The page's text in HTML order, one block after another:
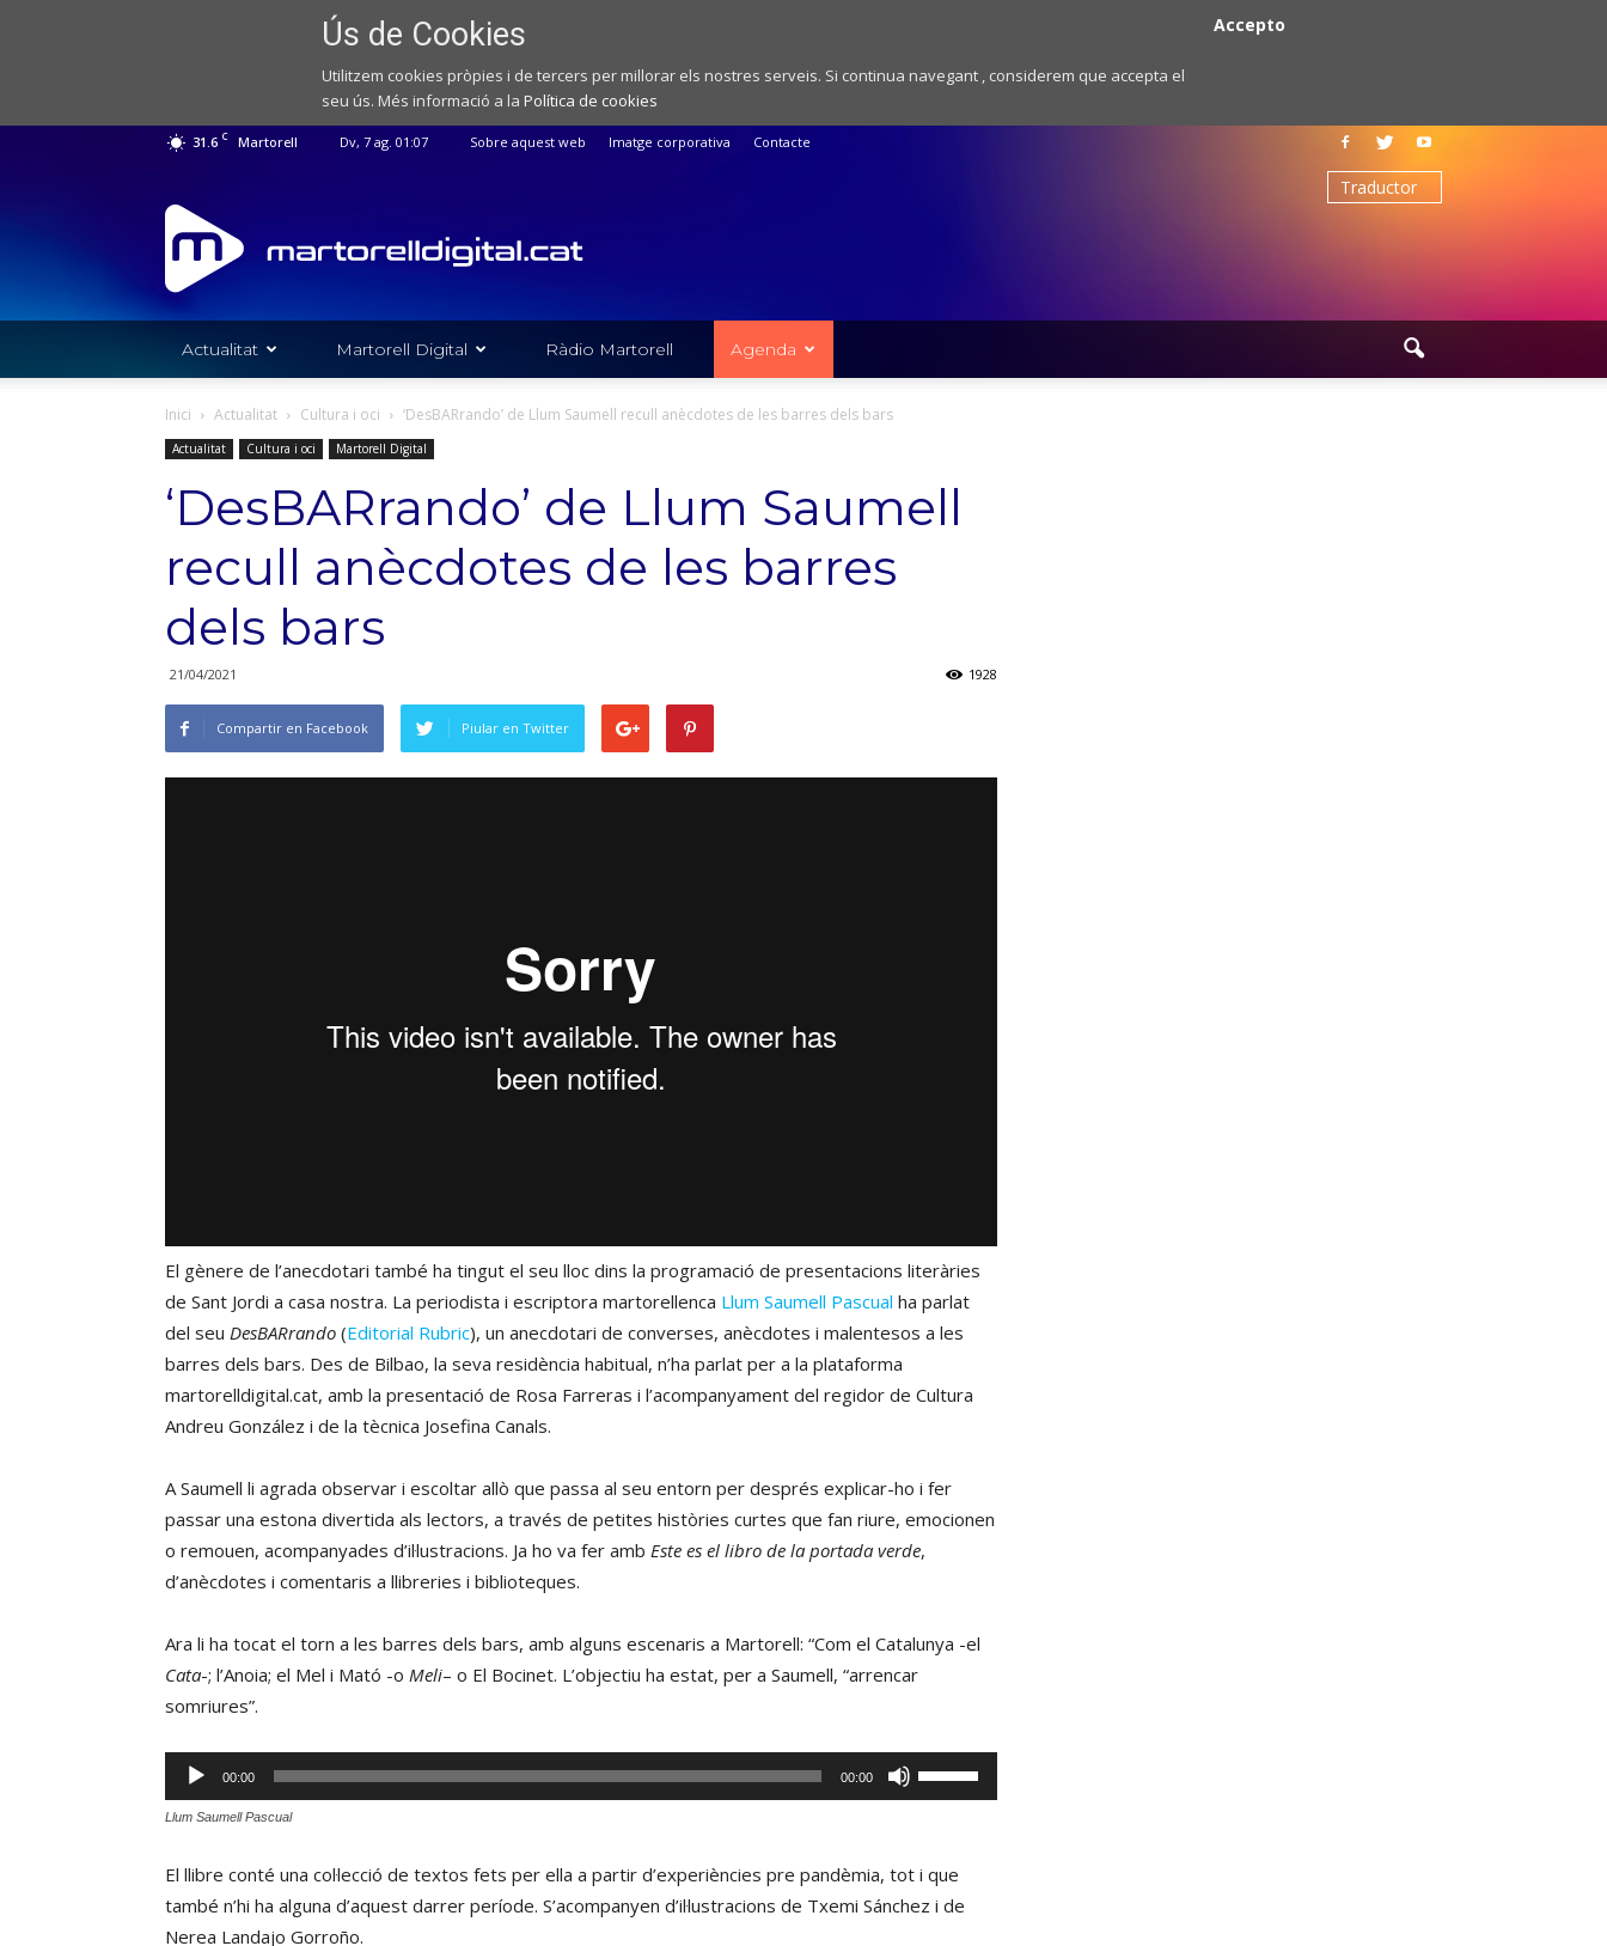
Ús de Cookies
Utilitzem cookies pròpies i de tercers per millorar els nostres serveis. Si continua navegant , considerem que accepta el
seu ús. Més informació a la Política de cookies
Accepto
31.6 C Martorell Dv, 7 ag. 01:07 Sobre aquest web Imatge corporativa Contacte
Web
de
notícies
de
l'Ajuntament
Martorell
Actualitat Martorell Digital Ràdio Martorell Agenda
Inici Actualitat Cultura i oci ‘DesBARrando’ de Llum Saumell recull anècdotes de les barres dels bars
Actualitat Cultura i oci Martorell Digital
‘DesBARrando’ de Llum Saumell
recull anècdotes de les barres
dels bars
21/04/2021 1928
Compartir en Facebook Piular en Twitter
El gènere de l’anecdotari també ha tingut el seu lloc dins la programació de presentacions literàries
de Sant Jordi a casa nostra. La periodista i escriptora martorellenca Llum Saumell Pascual ha parlat
del seu DesBARrando (Editorial Rubric), un anecdotari de converses, anècdotes i malentesos a les
barres dels bars. Des de Bilbao, la seva residència habitual, n’ha parlat per a la plataforma
martorelldigital.cat, amb la presentació de Rosa Farreras i l’acompanyament del regidor de Cultura
Andreu González i de la tècnica Josefina Canals.
A Saumell li agrada observar i escoltar allò que passa al seu entorn per després explicar-ho i fer
passar una estona divertida als lectors, a través de petites històries curtes que fan riure, emocionen
o remouen, acompanyades d’il·lustracions. Ja ho va fer amb Este es el libro de la portada verde,
d’anècdotes i comentaris a llibreries i biblioteques.
Ara li ha tocat el torn a les barres dels bars, amb alguns escenaris a Martorell: “Com el Catalunya -el
Cata-; l’Anoia; el Mel i Mató -o Meli– o El Bocinet. L’objectiu ha estat, per a Saumell, “arrencar
somriures”.
Reproductor
d'àudio
00:00 00:00
servir
de
Llum Saumell Pascual
El llibre conté una col·lecció de textos fets per ella a partir d’experiències pre pandèmia, tot i que
també n’hi ha alguna d’aquest darrer període. S’acompanyen d’il·lustracions de Txemi Sánchez i de
Nerea Landajo Gorroño.